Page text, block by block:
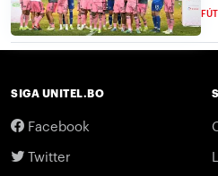
SIGA UNITEL.BO
Facebook
Twitter